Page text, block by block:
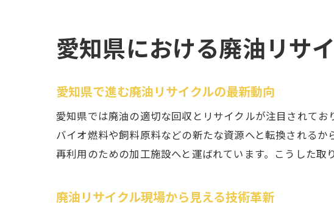
廃
廃油
最
廃
愛知県における廃油リサ
愛知県で進む廃油リサイクルの最新動向
愛知県では廃油の適切な回収とリサイクルが注目されて
バイオ燃料や飼料原料などの新たな資源へと転換される
再利用のための加工施設へと運ばれています。こうした取
廃油リサイクル現場から見える技術革新